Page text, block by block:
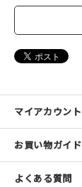
マイアカウント
お買い物ガイド
よくある質問